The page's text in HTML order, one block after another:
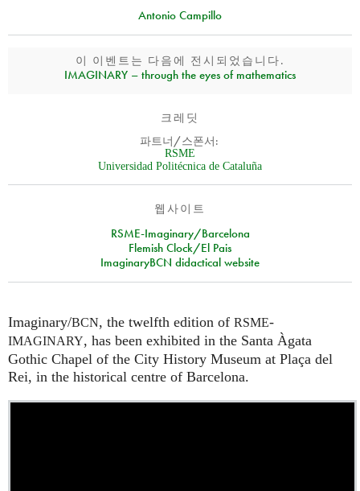
Antonio Campillo
이 이벤트는 다음에 전시되었습니다.
IMAGINARY – through the eyes of mathematics
크레딧
파트너/스폰서:
RSME
Universidad Politécnica de Cataluña
웹사이트
RSME-Imaginary/Barcelona
Flemish Clock/El Pais
ImaginaryBCN didactical website
Imaginary/BCN, the twelfth edition of RSME-
IMAGINARY, has been exhibited in the Santa Àgata
Gothic Chapel of the City History Museum at Plaça del
Rei, in the historical centre of Barcelona.